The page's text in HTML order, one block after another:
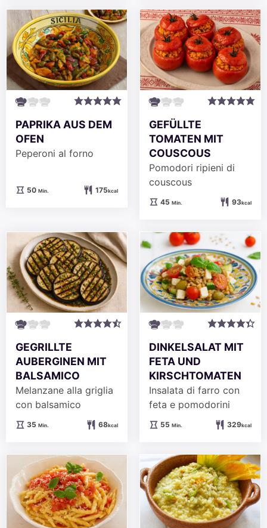
PAPRIKA AUS DEM
OFEN
Peperoni al forno
50Minuten
Min. 175kcal
GEFÜLLTE
TOMATEN MIT
COUSCOUS
Pomodori ripieni di
couscous
45Minuten
Min. 93kcal
GEGRILLTE
AUBERGINEN MIT
BALSAMICO
Melanzane alla griglia
con balsamico
35Minuten
Min. 68kcal
DINKELSALAT MIT
FETA UND
KIRSCHTOMATEN
Insalata di farro con
feta e pomodorini
55Minuten
Min. 329kcal